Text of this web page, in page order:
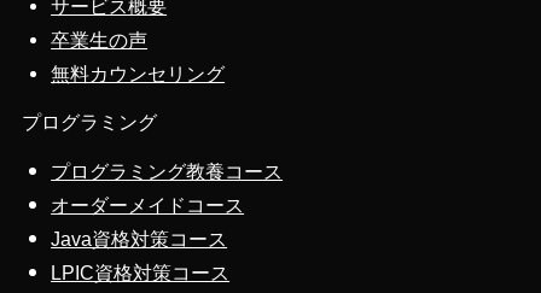
サービス概要
卒業生の声
無料カウンセリング
プログラミング
プログラミング教養コース
オーダーメイドコース
Java資格対策コース
LPIC資格対策コース